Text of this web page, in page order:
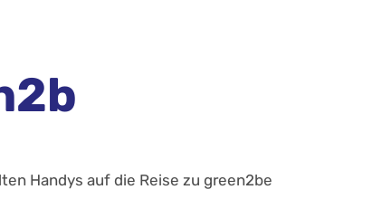
Handys auf die Reise zu green2be